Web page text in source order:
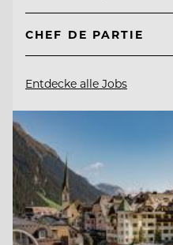
CHEF DE PARTIE
Entdecke alle Jobs